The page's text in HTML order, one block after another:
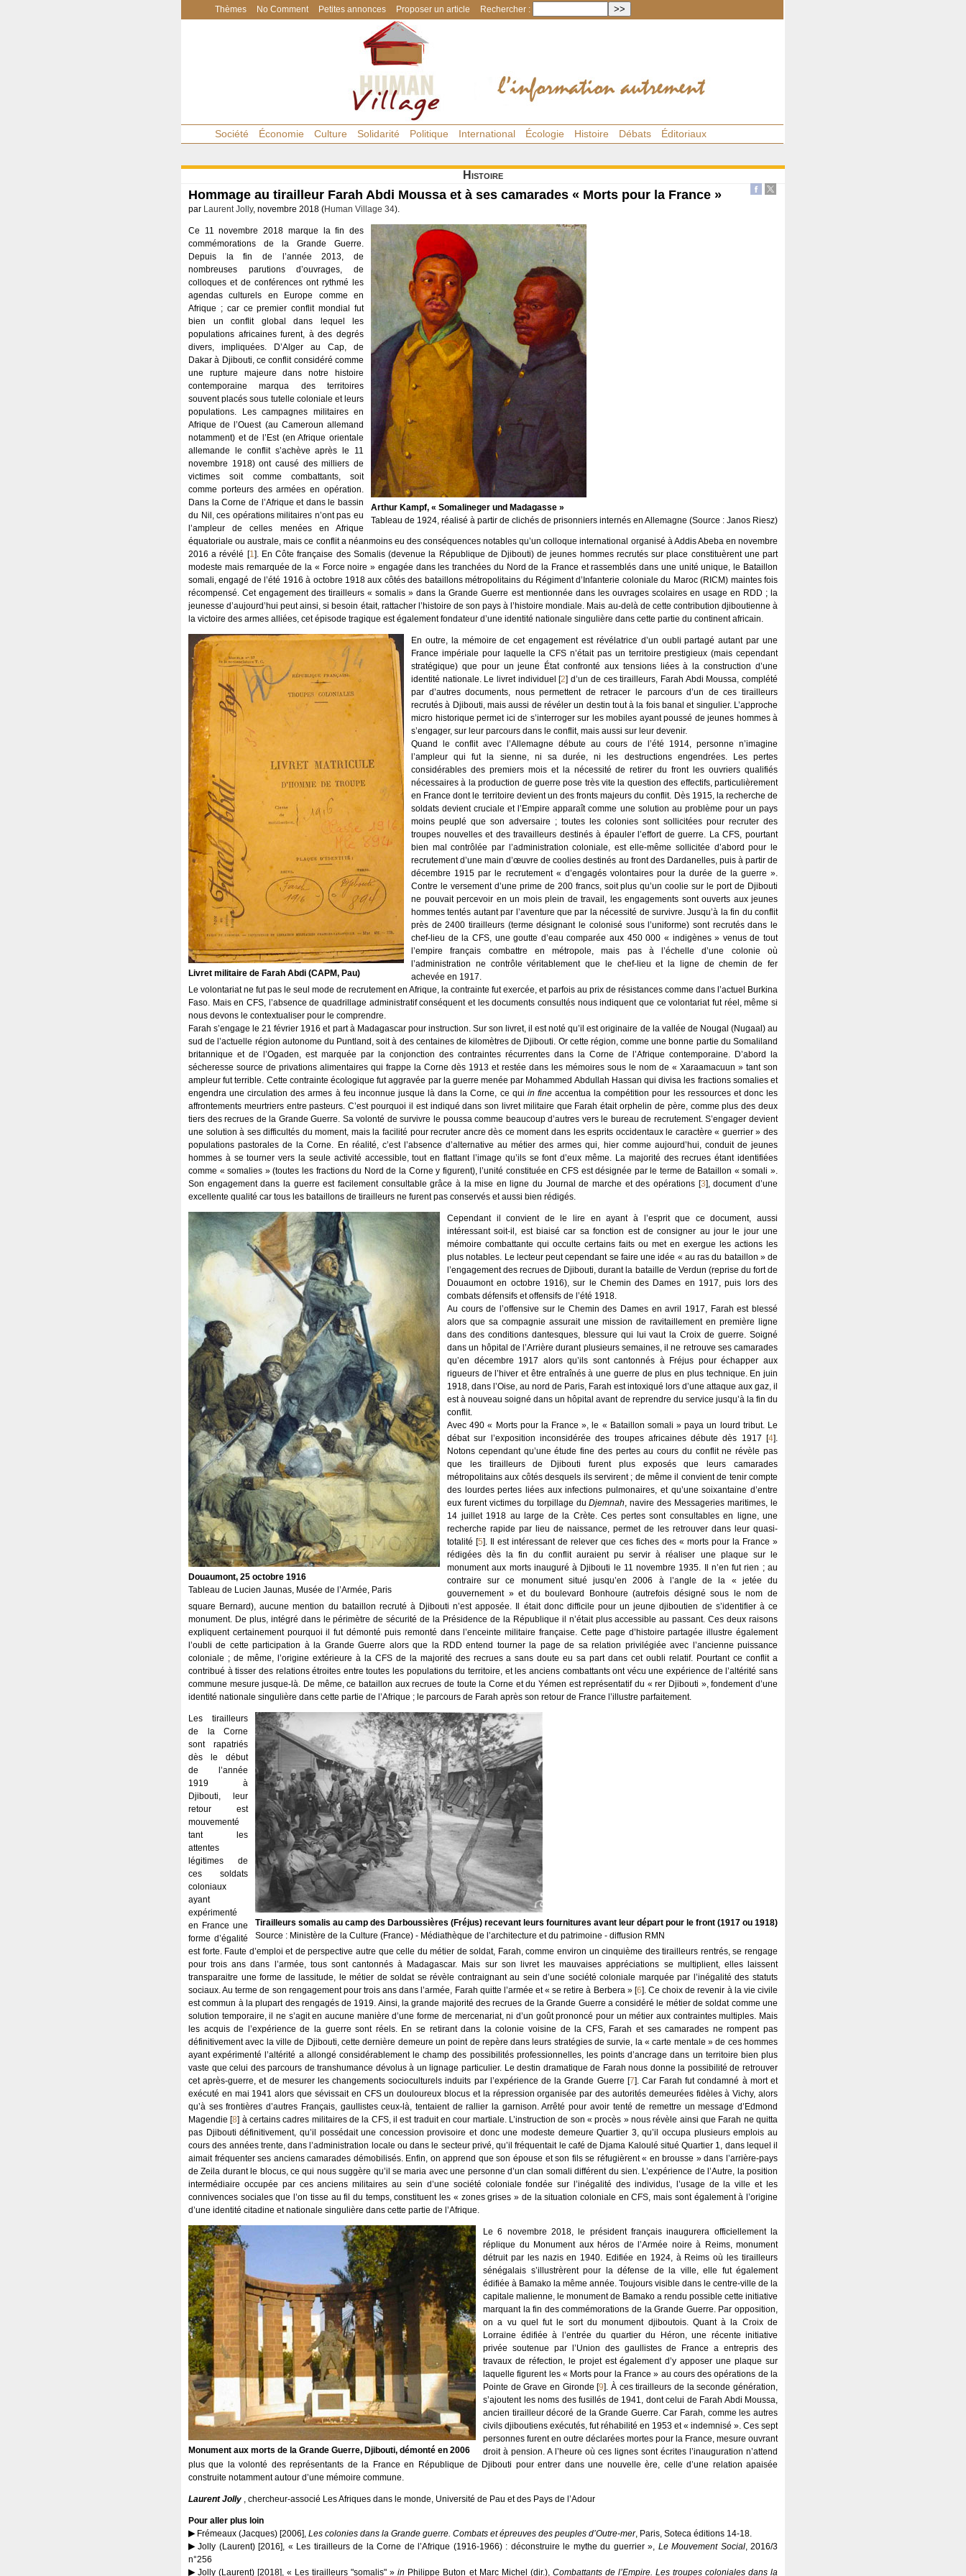
Thèmes No Comment Petites annonces Proposer un article Rechercher :
Société Économie Culture Solidarité Politique International Écologie Histoire Débats Éditoriaux
Histoire
Hommage au tirailleur Farah Abdi Moussa et à ses camarades « Morts pour la France »
par Laurent Jolly, novembre 2018 (Human Village 34).
Arthur Kampf, « Somalineger und Madagasse »
Tableau de 1924, réalisé à partir de clichés de prisonniers internés en Allemagne (Source : Janos Riesz)
Ce 11 novembre 2018 marque la fin des
commémorations de la Grande Guerre.
Depuis la fin de l’année 2013, de
nombreuses parutions d’ouvrages, de
colloques et de conférences ont rythmé les
agendas culturels en Europe comme en
Afrique ; car ce premier conflit mondial fut
bien un conflit global dans lequel les
populations africaines furent, à des degrés
divers, impliquées. D’Alger au Cap, de
Dakar à Djibouti, ce conflit considéré comme
une rupture majeure dans notre histoire
contemporaine marqua des territoires
souvent placés sous tutelle coloniale et leurs
populations. Les campagnes militaires en
Afrique de l’Ouest (au Cameroun allemand
notamment) et de l’Est (en Afrique orientale
allemande le conflit s’achève après le 11
novembre 1918) ont causé des milliers de
victimes soit comme combattants, soit
comme porteurs des armées en opération.
Dans la Corne de l’Afrique et dans le bassin
du Nil, ces opérations militaires n’ont pas eu
l’ampleur de celles menées en Afrique
équatoriale ou australe, mais ce conflit a néanmoins eu des conséquences notables qu’un colloque international organisé à Addis Abeba en novembre
2016 a révélé [1]. En Côte française des Somalis (devenue la République de Djibouti) de jeunes hommes recrutés sur place constituèrent une part
modeste mais remarquée de la « Force noire » engagée dans les tranchées du Nord de la France et rassemblés dans une unité unique, le Bataillon
somali, engagé de l’été 1916 à octobre 1918 aux côtés des bataillons métropolitains du Régiment d’Infanterie coloniale du Maroc (RICM) maintes fois
récompensé. Cet engagement des tirailleurs « somalis » dans la Grande Guerre est mentionnée dans les ouvrages scolaires en usage en RDD ; la
jeunesse d’aujourd’hui peut ainsi, si besoin était, rattacher l’histoire de son pays à l’histoire mondiale. Mais au-delà de cette contribution djiboutienne à
la victoire des armes alliées, cet épisode tragique est également fondateur d’une identité nationale singulière dans cette partie du continent africain.
Livret militaire de Farah Abdi (CAPM, Pau)
En outre, la mémoire de cet engagement est révélatrice d’un oubli partagé autant par une
France impériale pour laquelle la CFS n’était pas un territoire prestigieux (mais cependant
stratégique) que pour un jeune État confronté aux tensions liées à la construction d’une
identité nationale. Le livret individuel [2] d’un de ces tirailleurs, Farah Abdi Moussa, complété
par d’autres documents, nous permettent de retracer le parcours d’un de ces tirailleurs
recrutés à Djibouti, mais aussi de révéler un destin tout à la fois banal et singulier. L’approche
micro historique permet ici de s’interroger sur les mobiles ayant poussé de jeunes hommes à
s’engager, sur leur parcours dans le conflit, mais aussi sur leur devenir.
Quand le conflit avec l’Allemagne débute au cours de l’été 1914, personne n’imagine
l’ampleur qui fut la sienne, ni sa durée, ni les destructions engendrées. Les pertes
considérables des premiers mois et la nécessité de retirer du front les ouvriers qualifiés
nécessaires à la production de guerre pose très vite la question des effectifs, particulièrement
en France dont le territoire devient un des fronts majeurs du conflit. Dès 1915, la recherche de
soldats devient cruciale et l’Empire apparaît comme une solution au problème pour un pays
moins peuplé que son adversaire ; toutes les colonies sont sollicitées pour recruter des
troupes nouvelles et des travailleurs destinés à épauler l’effort de guerre. La CFS, pourtant
bien mal contrôlée par l’administration coloniale, est elle-même sollicitée d’abord pour le
recrutement d’une main d’œuvre de coolies destinés au front des Dardanelles, puis à partir de
décembre 1915 par le recrutement « d’engagés volontaires pour la durée de la guerre ».
Contre le versement d’une prime de 200 francs, soit plus qu’un coolie sur le port de Djibouti
ne pouvait percevoir en un mois plein de travail, les engagements sont ouverts aux jeunes
hommes tentés autant par l’aventure que par la nécessité de survivre. Jusqu’à la fin du conflit
près de 2400 tirailleurs (terme désignant le colonisé sous l’uniforme) sont recrutés dans le
chef-lieu de la CFS, une goutte d’eau comparée aux 450 000 « indigènes » venus de tout
l’empire français combattre en métropole, mais pas à l’échelle d’une colonie où
l’administration ne contrôle véritablement que le chef-lieu et la ligne de chemin de fer
achevée en 1917.
Le volontariat ne fut pas le seul mode de recrutement en Afrique, la contrainte fut exercée, et parfois au prix de résistances comme dans l’actuel Burkina
Faso. Mais en CFS, l’absence de quadrillage administratif conséquent et les documents consultés nous indiquent que ce volontariat fut réel, même si
nous devons le contextualiser pour le comprendre.
Farah s’engage le 21 février 1916 et part à Madagascar pour instruction. Sur son livret, il est noté qu’il est originaire de la vallée de Nougal (Nugaal) au
sud de l’actuelle région autonome du Puntland, soit à des centaines de kilomètres de Djibouti. Or cette région, comme une bonne partie du Somaliland
britannique et de l’Ogaden, est marquée par la conjonction des contraintes récurrentes dans la Corne de l’Afrique contemporaine. D’abord la
sécheresse source de privations alimentaires qui frappe la Corne dès 1913 et restée dans les mémoires sous le nom de « Xaraamacuun » tant son
ampleur fut terrible. Cette contrainte écologique fut aggravée par la guerre menée par Mohammed Abdullah Hassan qui divisa les fractions somalies et
engendra une circulation des armes à feu inconnue jusque là dans la Corne, ce qui in fineaccentua la compétition pour les ressources et donc les
affrontements meurtriers entre pasteurs. C’est pourquoi il est indiqué dans son livret militaire que Farah était orphelin de père, comme plus des deux
tiers des recrues de la Grande Guerre. Sa volonté de survivre le poussa comme beaucoup d’autres vers le bureau de recrutement. S’engager devient
une solution à ses difficultés du moment, mais la facilité pour recruter ancre dès ce moment dans les esprits occidentaux le caractère « guerrier » des
populations pastorales de la Corne. En réalité, c’est l’absence d’alternative au métier des armes qui, hier comme aujourd’hui, conduit de jeunes
hommes à se tourner vers la seule activité accessible, tout en flattant l’image qu’ils se font d’eux même. La majorité des recrues étant identifiées
comme « somalies » (toutes les fractions du Nord de la Corne y figurent), l’unité constituée en CFS est désignée par le terme de Bataillon « somali ».
Son engagement dans la guerre est facilement consultable grâce à la mise en ligne du Journal de marche et des opérations [3], document d’une
excellente qualité car tous les bataillons de tirailleurs ne furent pas conservés et aussi bien rédigés.
Douaumont, 25 octobre 1916
Tableau de Lucien Jaunas, Musée de l’Armée, Paris
Cependant il convient de le lire en ayant à l’esprit que ce document, aussi
intéressant soit-il, est biaisé car sa fonction est de consigner au jour le jour une
mémoire combattante qui occulte certains faits ou met en exergue les actions les
plus notables. Le lecteur peut cependant se faire une idée « au ras du bataillon » de
l’engagement des recrues de Djibouti, durant la bataille de Verdun (reprise du fort de
Douaumont en octobre 1916), sur le Chemin des Dames en 1917, puis lors des
combats défensifs et offensifs de l’été 1918.
Au cours de l’offensive sur le Chemin des Dames en avril 1917, Farah est blessé
alors que sa compagnie assurait une mission de ravitaillement en première ligne
dans des conditions dantesques, blessure qui lui vaut la Croix de guerre. Soigné
dans un hôpital de l’Arrière durant plusieurs semaines, il ne retrouve ses camarades
qu’en décembre 1917 alors qu’ils sont cantonnés à Fréjus pour échapper aux
rigueurs de l’hiver et être entraînés à une guerre de plus en plus technique. En juin
1918, dans l’Oise, au nord de Paris, Farah est intoxiqué lors d’une attaque aux gaz, il
est à nouveau soigné dans un hôpital avant de reprendre du service jusqu’à la fin du
conflit.
Avec 490 « Morts pour la France », le « Bataillon somali » paya un lourd tribut. Le
débat sur l’exposition inconsidérée des troupes africaines débute dès 1917 [4].
Notons cependant qu’une étude fine des pertes au cours du conflit ne révèle pas
que les tirailleurs de Djibouti furent plus exposés que leurs camarades
métropolitains aux côtés desquels ils servirent ; de même il convient de tenir compte
des lourdes pertes liées aux infections pulmonaires, et qu’une soixantaine d’entre
eux furent victimes du torpillage duDjemnah, navire des Messageries maritimes, le
14 juillet 1918 au large de la Crète. Ces pertes sont consultables en ligne, une
recherche rapide par lieu de naissance, permet de les retrouver dans leur quasi-
totalité [5]. Il est intéressant de relever que ces fiches des « morts pour la France »
rédigées dès la fin du conflit auraient pu servir à réaliser une plaque sur le
monument aux morts inauguré à Djibouti le 11 novembre 1935. Il n’en fut rien ; au
contraire sur ce monument situé jusqu’en 2006 à l’angle de la « jetée du
gouvernement » et du boulevard Bonhoure (autrefois désigné sous le nom de
square Bernard), aucune mention du bataillon recruté à Djibouti n’est apposée. Il était donc difficile pour un jeune djiboutien de s’identifier à ce
monument. De plus, intégré dans le périmètre de sécurité de la Présidence de la République il n’était plus accessible au passant. Ces deux raisons
expliquent certainement pourquoi il fut démonté puis remonté dans l’enceinte militaire française. Cette page d’histoire partagée illustre également
l’oubli de cette participation à la Grande Guerre alors que la RDD entend tourner la page de sa relation privilégiée avec l’ancienne puissance
coloniale ; de même, l’origine extérieure à la CFS de la majorité des recrues a sans doute eu sa part dans cet oubli relatif. Pourtant ce conflit a
contribué à tisser des relations étroites entre toutes les populations du territoire, et les anciens combattants ont vécu une expérience de l’altérité sans
commune mesure jusque-là. De même, ce bataillon aux recrues de toute la Corne et du Yémen est représentatif du « rer Djibouti », fondement d’une
identité nationale singulière dans cette partie de l’Afrique ; le parcours de Farah après son retour de France l’illustre parfaitement.
Tirailleurs somalis au camp des Darboussières (Fréjus) recevant leurs fournitures avant leur départ pour le front (1917 ou 1918)
Source : Ministère de la Culture (France) - Médiathèque de l’architecture et du patrimoine - diffusion RMN
Les tirailleurs
de la Corne
sont rapatriés
dès le début
de l’année
1919 à
Djibouti, leur
retour est
mouvementé
tant les
attentes
légitimes de
ces soldats
coloniaux
ayant
expérimenté
en France une
forme d’égalité
est forte. Faute d’emploi et de perspective autre que celle du métier de soldat, Farah, comme environ un cinquième des tirailleurs rentrés, se rengage
pour trois ans dans l’armée, tous sont cantonnés à Madagascar. Mais sur son livret les mauvaises appréciations se multiplient, elles laissent
transparaitre une forme de lassitude, le métier de soldat se révèle contraignant au sein d’une société coloniale marquée par l’inégalité des statuts
sociaux. Au terme de son rengagement pour trois ans dans l’armée, Farah quitte l’armée et « se retire à Berbera »[6]. Ce choix de revenir à la vie civile
est commun à la plupart des rengagés de 1919. Ainsi, la grande majorité des recrues de la Grande Guerre a considéré le métier de soldat comme une
solution temporaire, il ne s’agit en aucune manière d’une forme de mercenariat, ni d’un goût prononcé pour un métier aux contraintes multiples. Mais
les acquis de l’expérience de la guerre sont réels. En se retirant dans la colonie voisine de la CFS, Farah et ses camarades ne rompent pas
définitivement avec la ville de Djibouti, cette dernière demeure un point de repère dans leurs stratégies de survie, la « carte mentale » de ces hommes
ayant expérimenté l’altérité a allongé considérablement le champ des possibilités professionnelles, les points d’ancrage dans un territoire bien plus
vaste que celui des parcours de transhumance dévolus à un lignage particulier. Le destin dramatique de Farah nous donne la possibilité de retrouver
cet après-guerre, et de mesurer les changements socioculturels induits par l’expérience de la Grande Guerre [7]. Car Farah fut condamné à mort et
exécuté en mai 1941 alors que sévissait en CFS un douloureux blocus et la répression organisée par des autorités demeurées fidèles à Vichy, alors
qu’à ses frontières d’autres Français, gaullistes ceux-là, tentaient de rallier la garnison. Arrêté pour avoir tenté de remettre un message d’Edmond
Magendie [8] à certains cadres militaires de la CFS, il est traduit en cour martiale. L’instruction de son « procès » nous révèle ainsi que Farah ne quitta
pas Djibouti définitivement, qu’il possédait une concession provisoire et donc une modeste demeure Quartier 3, qu’il occupa plusieurs emplois au
cours des années trente, dans l’administration locale ou dans le secteur privé, qu’il fréquentait le café de Djama Kaloulé situé Quartier 1, dans lequel il
aimait fréquenter ses anciens camarades démobilisés. Enfin, on apprend que son épouse et son fils se réfugièrent « en brousse » dans l’arrière-pays
de Zeila durant le blocus, ce qui nous suggère qu’il se maria avec une personne d’un clan somali différent du sien. L’expérience de l’Autre, la position
intermédiaire occupée par ces anciens militaires au sein d’une société coloniale fondée sur l’inégalité des individus, l’usage de la ville et les
connivences sociales que l’on tisse au fil du temps, constituent les « zones grises » de la situation coloniale en CFS, mais sont également à l’origine
d’une identité citadine et nationale singulière dans cette partie de l’Afrique.
Monument aux morts de la Grande Guerre, Djibouti, démonté en 2006
Le 6 novembre 2018, le président français inaugurera officiellement la
réplique du Monument aux héros de l’Armée noire à Reims, monument
détruit par les nazis en 1940. Edifiée en 1924, à Reims où les tirailleurs
sénégalais s’illustrèrent pour la défense de la ville, elle fut également
édifiée à Bamako la même année. Toujours visible dans le centre-ville de la
capitale malienne, le monument de Bamako a rendu possible cette initiative
marquant la fin des commémorations de la Grande Guerre. Par opposition,
on a vu quel fut le sort du monument djiboutois. Quant à la Croix de
Lorraine édifiée à l’entrée du quartier du Héron, une récente initiative
privée soutenue par l’Union des gaullistes de France a entrepris des
travaux de réfection, le projet est également d’y apposer une plaque sur
laquelle figurent les « Morts pour la France » au cours des opérations de la
Pointe de Grave en Gironde [9]. À ces tirailleurs de la seconde génération,
s’ajoutent les noms des fusillés de 1941, dont celui de Farah Abdi Moussa,
ancien tirailleur décoré de la Grande Guerre. Car Farah, comme les autres
civils djiboutiens exécutés, fut réhabilité en 1953 et « indemnisé ». Ces sept
personnes furent en outre déclarées mortes pour la France, mesure ouvrant
droit à pension. A l’heure où ces lignes sont écrites l’inauguration n’attend
plus que la volonté des représentants de la France en République de Djibouti pour entrer dans une nouvelle ère, celle d’une relation apaisée
construite notamment autour d’une mémoire commune.
Laurent Jolly , chercheur-associé Les Afriques dans le monde, Université de Pau et des Pays de l’Adour​​
Pour aller plus loin
Frémeaux (Jacques) [2006], Les colonies dans la Grande guerre. Combats et épreuves des peuples d’Outre-mer, Paris, Soteca éditions 14-18.
Jolly (Laurent) [2016], « Les tirailleurs de la Corne de l’Afrique (1916-1966) : déconstruire le mythe du guerrier », Le Mouvement Social, 2016/3
n°256
Jolly (Laurent) [2018], « Les tirailleurs "somalis" »in Philippe Buton et Marc Michel (dir.), Combattants de l’Empire. Les troupes coloniales dans la